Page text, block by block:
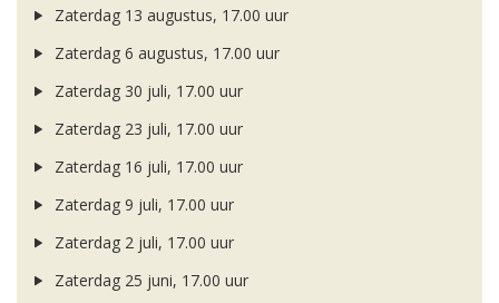
Zaterdag 13 augustus, 17.00 uur
Zaterdag 6 augustus, 17.00 uur
Zaterdag 30 juli, 17.00 uur
Zaterdag 23 juli, 17.00 uur
Zaterdag 16 juli, 17.00 uur
Zaterdag 9 juli, 17.00 uur
Zaterdag 2 juli, 17.00 uur
Zaterdag 25 juni, 17.00 uur